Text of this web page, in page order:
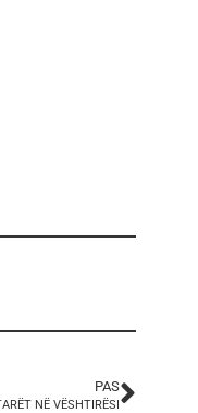
PAS
NË VËSHTIRËSI